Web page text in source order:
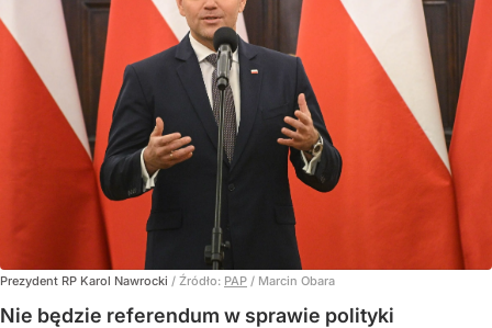
Prezydent RP Karol Nawrocki / Źródło: PAP / Marcin Obara
Nie będzie referendum w sprawie polityki